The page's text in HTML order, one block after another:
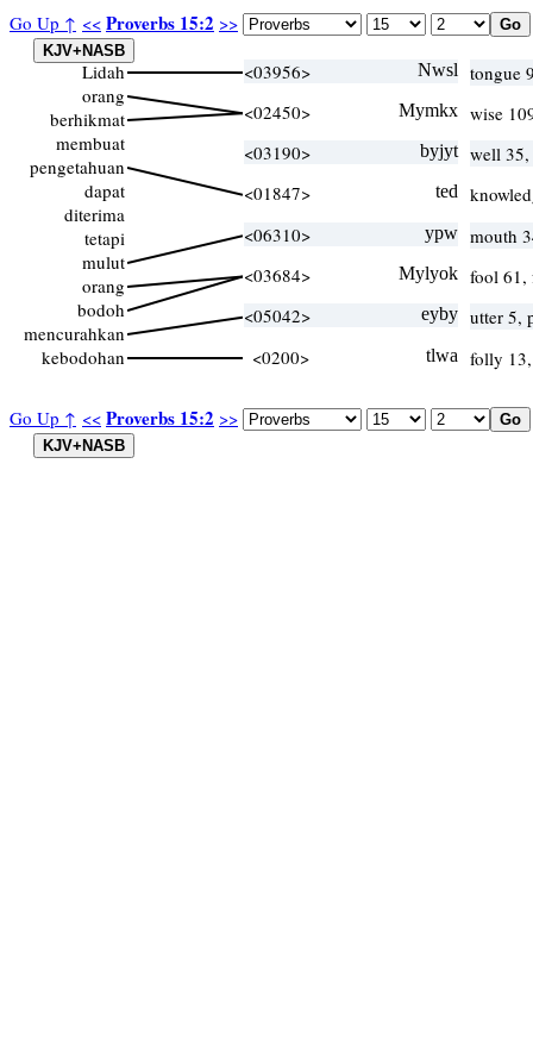
Go Up ↑ << Proverbs 15:2 >>
Go Up ↑ << Proverbs 15:2 >>
Lidah
orang
berhikmat
membuat
pengetahuan
dapat
diterima
tetapi
mulut
orang
bodoh
mencurahkan
kebodohan
<03956> Nwsl
tongue
<02450>
Mymkx wise
<03190>
byjyt well
<01847>
ted
<06310>
ypw mouth
<03684>
Mylyok fool
<05042>
eyby utter 5,
<0200>
tlwa folly